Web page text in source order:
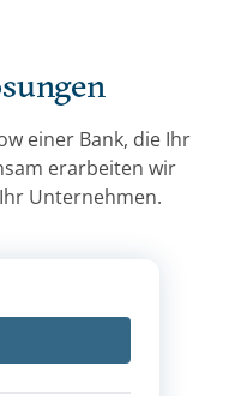
einer Bank, die Ihr
erarbeiten wir
Unternehmen.